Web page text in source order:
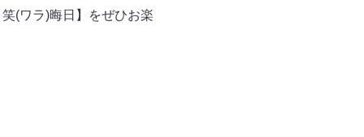
(ワラ)晦日】をぜひお楽